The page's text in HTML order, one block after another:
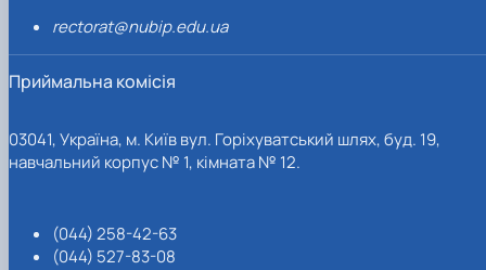
rectorat@nubip.edu.ua
Приймальна комісія
03041, Україна, м. Київ вул. Горіхуватський шлях, буд. 19,
навчальний корпус № 1, кімната № 12.
(044) 258-42-63
(044) 527-83-08